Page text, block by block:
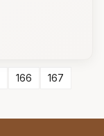
166
167